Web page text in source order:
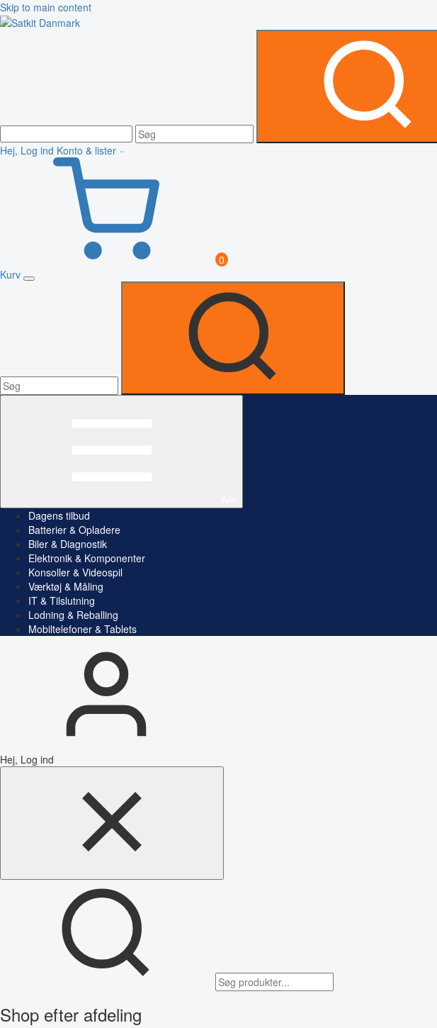
Skip to main content
Hej, Log ind Konto & lister
0
Kurv
Dagens tilbud
Batterier & Opladere
Biler & Diagnostik
Elektronik & Komponenter
Konsoller & Videospil
Værktøj & Måling
IT & Tilslutning
Lodning & Reballing
Mobiltelefoner & Tablets
Hej, Log ind
Shop efter afdeling